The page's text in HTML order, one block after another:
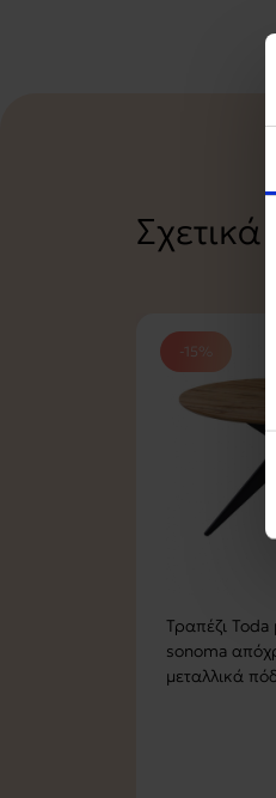
-15%
Τραπέζι
sonoma
μεταλλικά